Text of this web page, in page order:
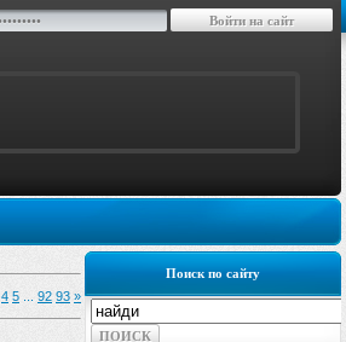
Поиск по сайту
4 5 92 93 »